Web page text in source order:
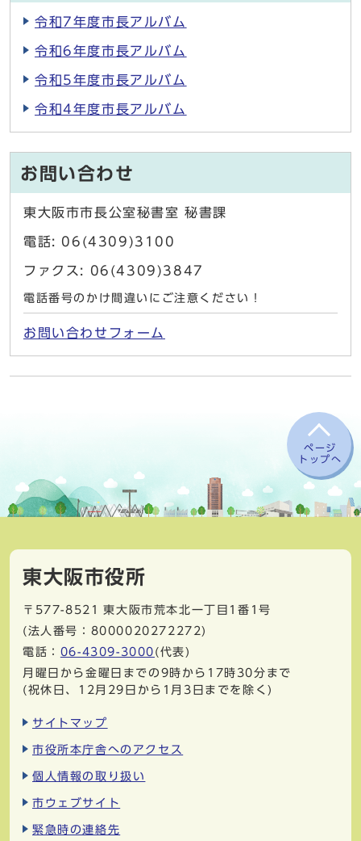
令和7年度市長アルバム
令和6年度市長アルバム
令和5年度市長アルバム
令和4年度市長アルバム
お問い合わせ
東大阪市市長公室秘書室 秘書課
電話: 06(4309)3100
ファクス: 06(4309)3847
電話番号のかけ間違いにご注意ください！
お問い合わせフォーム
ページ
トップへ
東大阪市役所
〒577-8521
東大阪市荒本北一丁目1番1号
(法人番号：8000020272272)
電話： 06-4309-3000 (代表)
月曜日から金曜日までの9時から17時30分まで
(祝休日、12月29日から1月3日までを除く)
サイトマップ
市役所本庁舎へのアクセス
個人情報の取り扱い
市ウェブサイト
緊急時の連絡先